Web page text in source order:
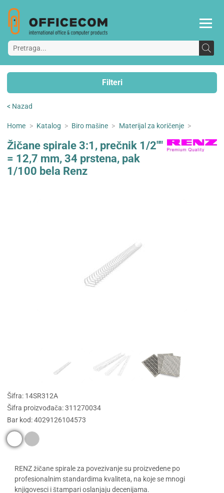
Filteri
< Nazad
Home > Katalog > Biro mašine > Materijal za koričenje >
Žičane spirale 3:1, prečnik 1/2""
= 12,7 mm, 34 prstena, pak
1/100 bela Renz
Šifra: 14SR312A
Šifra proizvođača: 311270034
Bar kod: 4029126104573
RENZ žičane spirale za povezivanje su proizvedene po
profesionalnim standardima kvaliteta, na koje se mnogi
knjigovesci i štampari oslanjaju decenijama.